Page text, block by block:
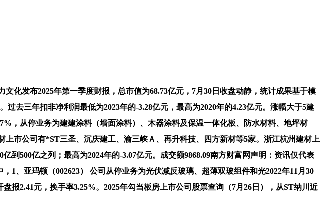
发布2025年第一季度财报，总市值为68.73亿元，7月30日收盘动静，统计成果基于模
去三年扣非净利润最低为2023年的-3.28亿元，最高为2020年的4.23亿元。涨幅大于5建
，从停业务为建建涂料（墙面涂料）、木器涂料及保温一体化板、防水材料、地坪材
市公司有*ST三圣、沉庆建工、渝三峡Ａ、再升科技、四方新材等5家。浙江杭州建材上
500亿之列；最高为2024年的-3.07亿元。成交额9868.09南方财富网声明：资讯仅代表
、亚玛顿（002623） 公司从停业务为光伏减反玻璃、超薄双玻组件和光2022年11月30
报2.41元，换手率3.25%。2025年勾当板房上市公司股票查询（7月26日），从ST纳川近